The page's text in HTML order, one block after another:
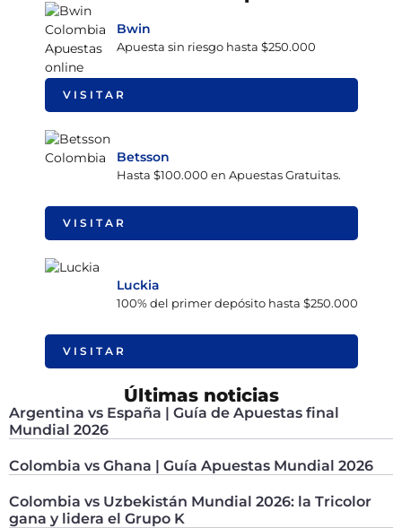
Bwin
Apuesta sin riesgo hasta $250.000
VISITAR
Betsson
Hasta $100.000 en Apuestas Gratuitas.
VISITAR
Luckia
100% del primer depósito hasta $250.000
VISITAR
Últimas noticias
Argentina vs España | Guía de Apuestas final
Mundial 2026
Colombia vs Ghana | Guía Apuestas Mundial 2026
Colombia vs Uzbekistán Mundial 2026: la Tricolor
gana y lidera el Grupo K